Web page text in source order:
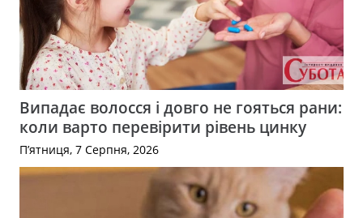
Випадає волосся і довго не гояться рани:
коли варто перевірити рівень цинку
П’ятниця, 7 Серпня, 2026